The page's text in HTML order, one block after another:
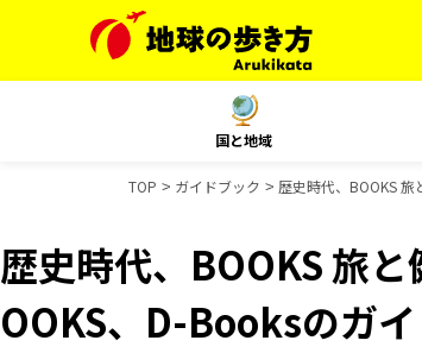
国と地域
TOP ガイドブック 歴史時代、BOOKS
歴史時代、BOOKS 旅
OOKS、D-Booksのガ